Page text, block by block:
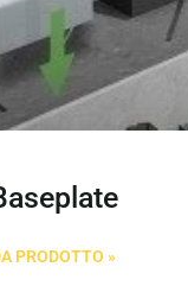
PRODOTTO »